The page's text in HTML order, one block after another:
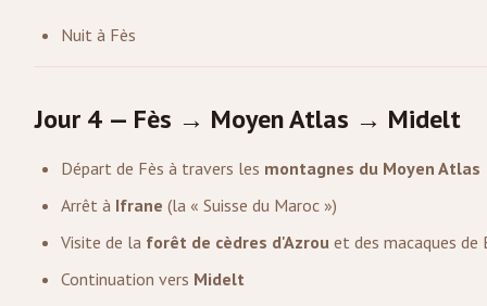
Nuit à Fès
Jour 4 — Fès → Moyen Atlas → Midelt
Départ de Fès à travers les montagnes du Moyen Atlas
Arrêt à Ifrane (la « Suisse du Maroc »)
Visite de la forêt de cèdres d'Azrou et des macaques de
Continuation vers Midelt